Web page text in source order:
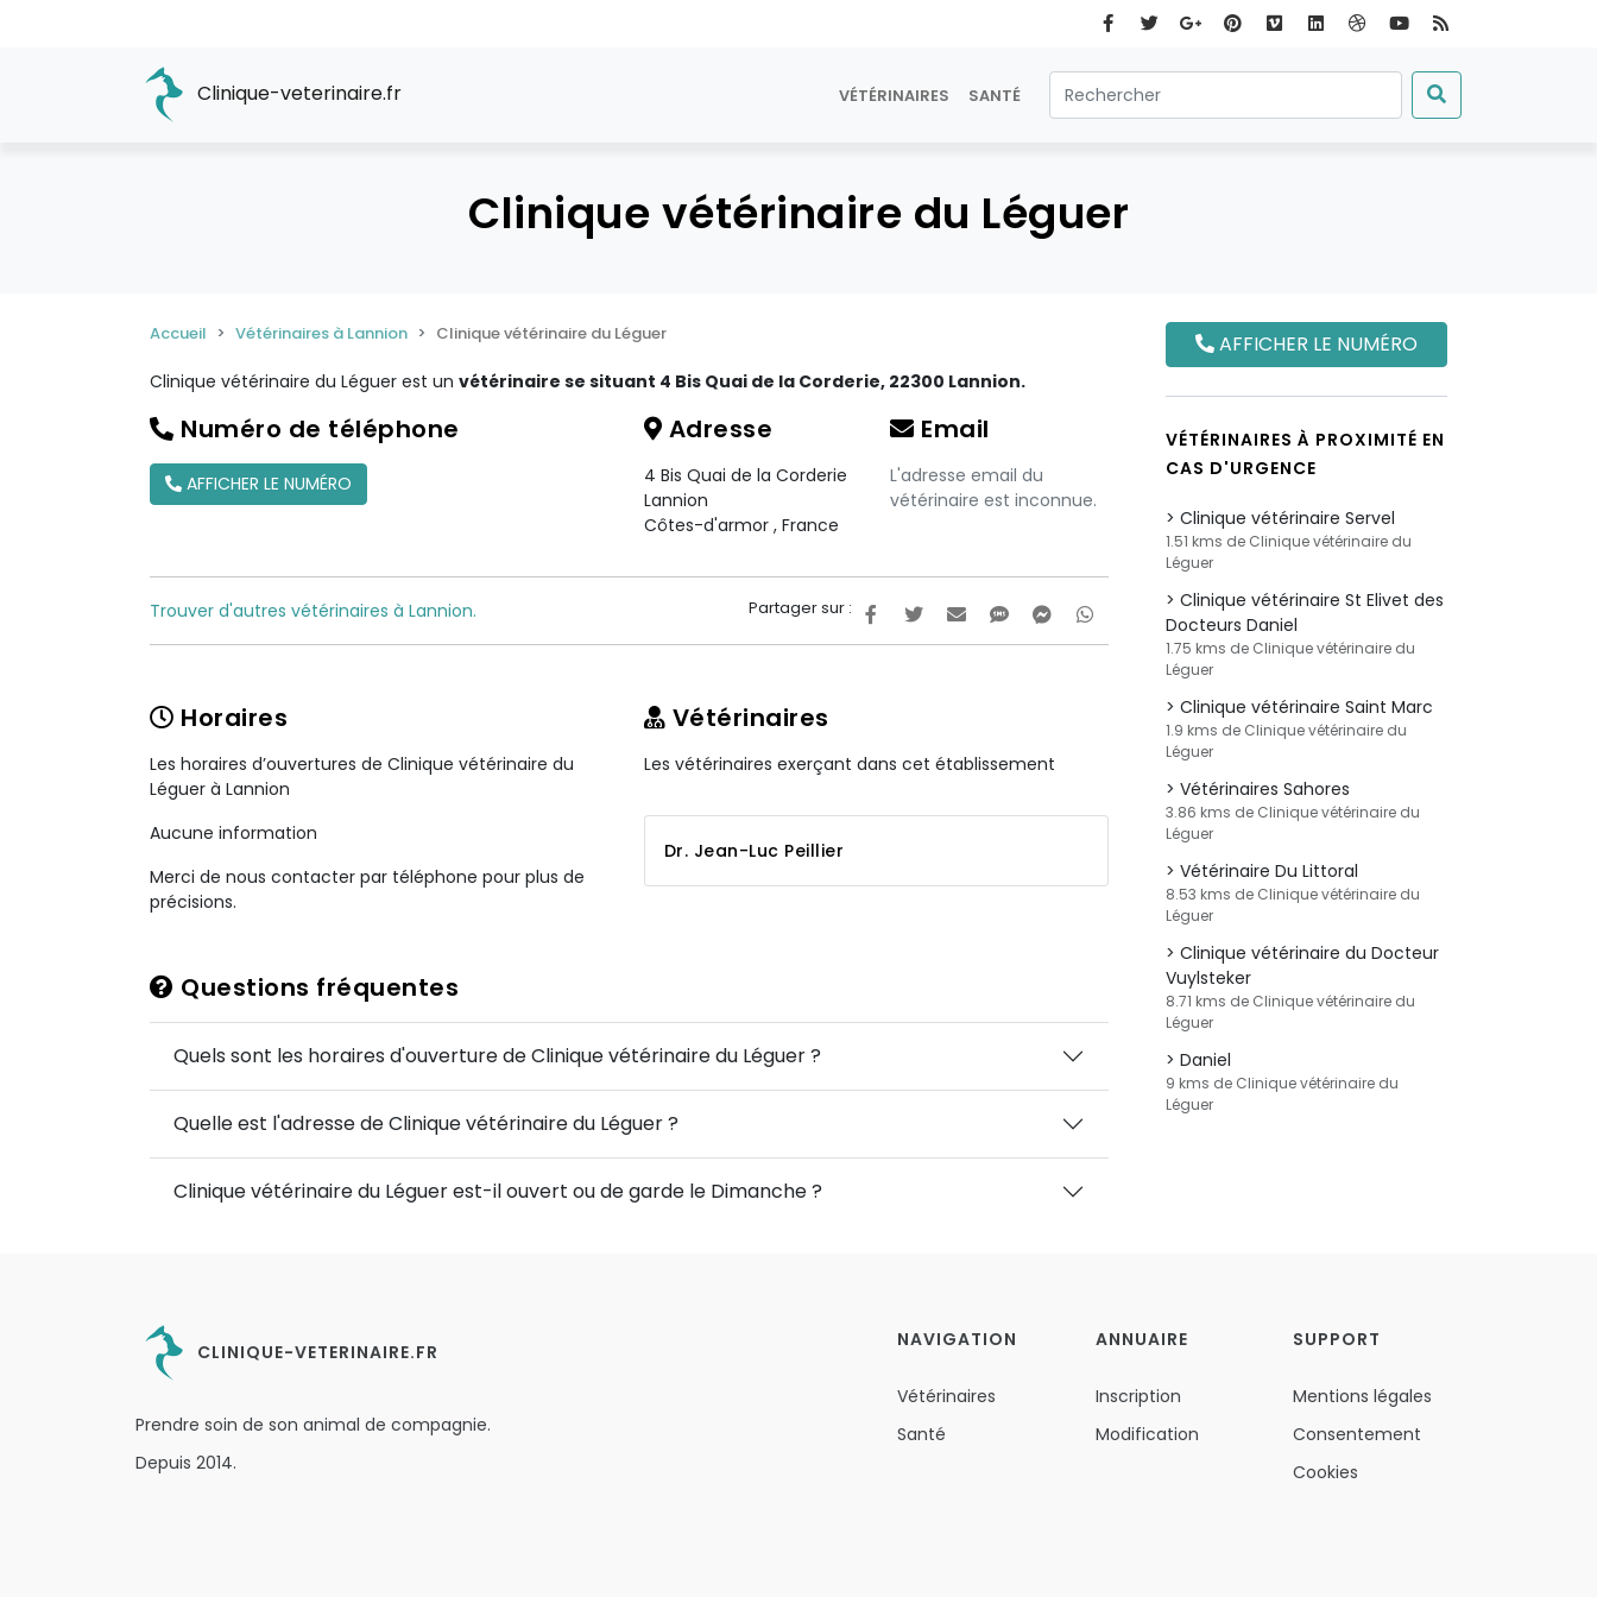
Clinique-veterinaire.fr VÉTÉRINAIRES SANTÉ
Clinique vétérinaire du Léguer
Accueil Vétérinaires à Lannion Clinique vétérinaire du Léguer
Clinique vétérinaire du Léguer est un vétérinaire se situant 4 Bis Quai de la Corderie, 22300 Lannion.
Numéro de téléphone
AFFICHER LE NUMÉRO
Adresse
4 Bis Quai de la Corderie
Lannion
Côtes-d'armor , France
Email
L'adresse email du
vétérinaire est inconnue.
Partager sur :
Trouver d'autres vétérinaires à Lannion.
Horaires
Les horaires d’ouvertures de Clinique vétérinaire du
Léguer à Lannion
Aucune information
Merci de nous contacter par téléphone pour plus de
précisions.
Vétérinaires
Les vétérinaires exerçant dans cet établissement
Dr. Jean-Luc Peillier
Questions fréquentes
Quels sont les horaires d'ouverture de Clinique vétérinaire du Léguer ?
Quelle est l'adresse de Clinique vétérinaire du Léguer ?
Clinique vétérinaire du Léguer est-il ouvert ou de garde le Dimanche ?
AFFICHER LE NUMÉRO
VÉTÉRINAIRES À PROXIMITÉ EN
CAS D'URGENCE
Clinique vétérinaire Servel
1.51 kms de Clinique vétérinaire du
Léguer
Clinique vétérinaire St Elivet des
Docteurs Daniel
1.75 kms de Clinique vétérinaire du
Léguer
Clinique vétérinaire Saint Marc
1.9 kms de Clinique vétérinaire du
Léguer
Vétérinaires Sahores
3.86 kms de Clinique vétérinaire du
Léguer
Vétérinaire Du Littoral
8.53 kms de Clinique vétérinaire du
Léguer
Clinique vétérinaire du Docteur
Vuylsteker
8.71 kms de Clinique vétérinaire du
Léguer
Daniel
9 kms de Clinique vétérinaire du
Léguer
CLINIQUE-VETERINAIRE.FR
Prendre soin de son animal de compagnie.
Depuis 2014.
NAVIGATION
Vétérinaires
Santé
ANNUAIRE
Inscription
Modification
SUPPORT
Mentions légales
Consentement
Cookies